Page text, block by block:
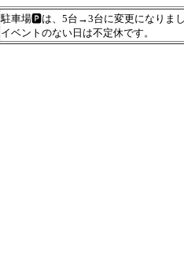
駐車場🅿️は、5台→3台に変更になりま
イベントのない日は不定休です。